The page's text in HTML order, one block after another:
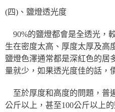
(四)、鹽燈透光度
90%的鹽燈都會是全透光，
生在密度太高、厚度太厚及高
鹽燈色澤通常都是深紅色的居
量就少，如果透光度佳的話，
至於厚度和高度的問題，普
公斤以上，甚至100公斤以上